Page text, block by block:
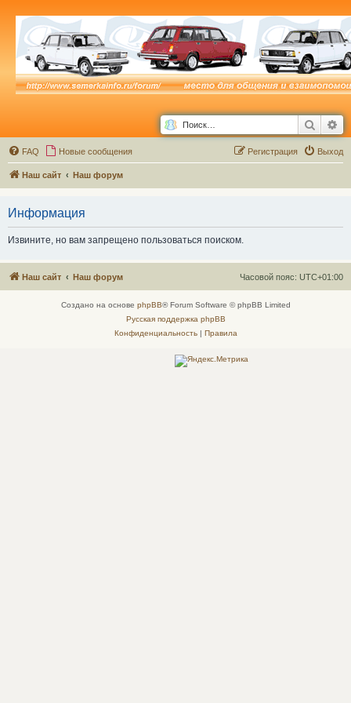
Поиск
FAQ Новые сообщения Выход
Регистрация
Наш сайт Наш форум
Информация
Извините, но вам запрещено пользоваться поиском.
Наш сайт Наш форум Часовой пояс: UTC+01:00
Создано на основе phpBB® Forum Software © phpBB Limited
Русская поддержка phpBB
Конфиденциальность| Правила